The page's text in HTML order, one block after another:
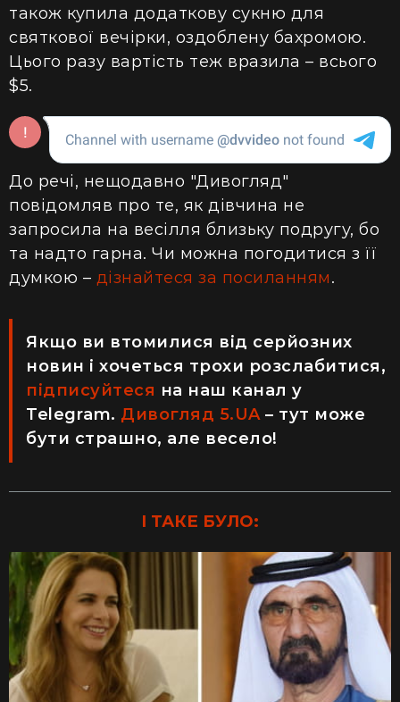
також купила додаткову сукню для
святкової вечірки, оздоблену бахромою.
Цього разу вартість теж вразила – всього
$5.
До речі, нещодавно "Дивогляд"
повідомляв про те, як дівчина не
запросила на весілля близьку подругу, бо
та надто гарна. Чи можна погодитися з її
думкою – дізнайтеся за посиланням.
Якщо ви втомилися від серйозних
новин і хочеться трохи розслабитися,
підписуйтеся на наш канал у
Telegram. Дивогляд 5.UA– тут може
бути страшно, але весело!
І ТАКЕ БУЛО: